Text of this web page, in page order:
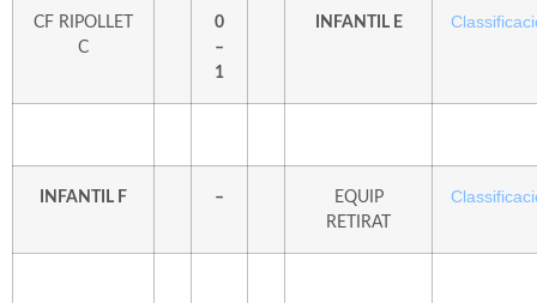
CF RIPOLLET
C
0
–
1
INFANTIL E
INFANTIL F –
EQUIP
RETIRAT